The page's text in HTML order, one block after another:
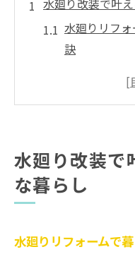
水廻り改装で叶
水廻りリフ
訣
池田市の水
選び方
工務店選びが
水廻り改装
水廻り改装で
な暮らし
水廻りリフォームで